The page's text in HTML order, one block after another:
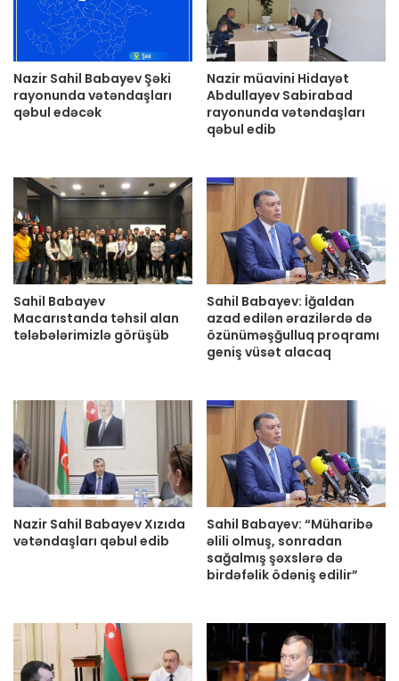
Nazir Sahil Babayev Şəki
rayonunda vətəndaşları
qəbul edəcək
Nazir müavini Hidayət
Abdullayev Sabirabad
rayonunda vətəndaşları
qəbul edib
Sahil Babayev
Macarıstanda təhsil alan
tələbələrimizlə görüşüb
Sahil Babayev: İğaldan
azad edilən ərazilərdə də
özünüməşğulluq proqramı
geniş vüsət alacaq
Nazir Sahil Babayev Xızıda
vətəndaşları qəbul edib
Sahil Babayev: “Müharibə
əlili olmuş, sonradan
sağalmış şəxslərə də
birdəfəlik ödəniş edilir”